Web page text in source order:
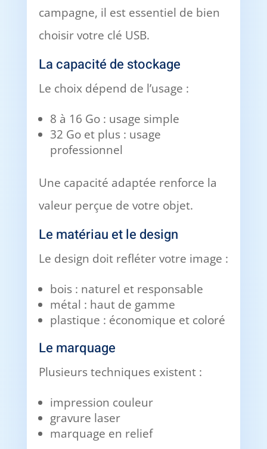
campagne, il est essentiel de bien
choisir votre clé USB.
La capacité de stockage
Le choix dépend de l’usage :
8 à 16 Go : usage simple
32 Go et plus : usage
professionnel
Une capacité adaptée renforce la
valeur perçue de votre objet.
Le matériau et le design
Le design doit refléter votre image :
bois : naturel et responsable
métal : haut de gamme
plastique : économique et coloré
Le marquage
Plusieurs techniques existent :
impression couleur
gravure laser
marquage en relief